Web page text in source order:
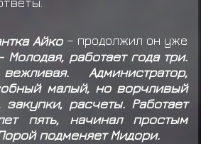
Айко – продолжил он уже
Молодая, работает года три.
Администратор,
малый, но ворчливый
закупки, расчеты. Работает
пять, начинал простым
подменяет Мидори.